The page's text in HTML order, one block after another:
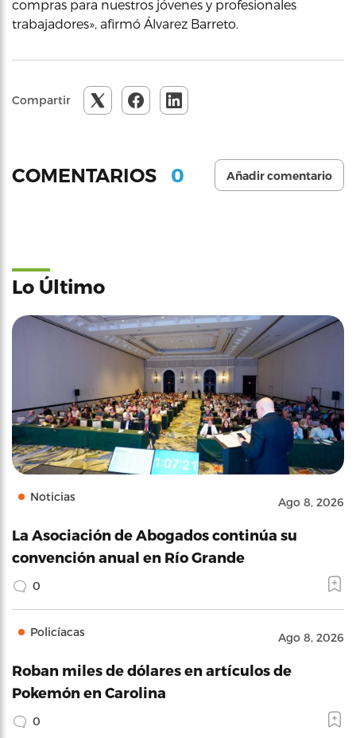
compras para nuestros jóvenes y profesionales
trabajadores», afirmó Álvarez Barreto.
Compartir
COMENTARIOS 0 Añadir comentario
Lo Último
Noticias Ago 8, 2026
La Asociación de Abogados continúa su
convención anual en Río Grande
0
Policíacas Ago 8, 2026
Roban miles de dólares en artículos de
Pokemón en Carolina
0